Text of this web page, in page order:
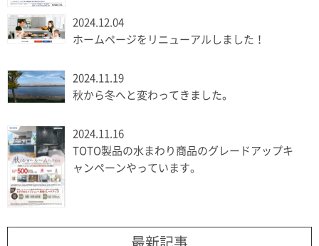
2024.12.04
ホームページをリニューアルしました！
2024.11.19
秋から冬へと変わってきました。
2024.11.16
TOTO製品の水まわり商品のグレードアップキ
ャンペーンやっています。
最新記事